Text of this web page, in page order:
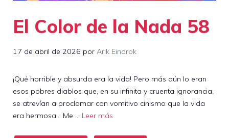
El Color de la Nada 58
17 de abril de 2026 por Arik Eindrok
¡Qué horrible y absurda era la vida! Pero más aún lo eran
esos pobres diablos que, en su infinita y cruenta ignorancia,
se atrevían a proclamar con vomitivo cinismo que la vida
era hermosa… Me … Leer más